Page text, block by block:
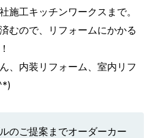
施工キッチンワークスまで。
むので、リフォームにかかる
、内装リフォーム、室内リフ
のご提案までオーダーカー